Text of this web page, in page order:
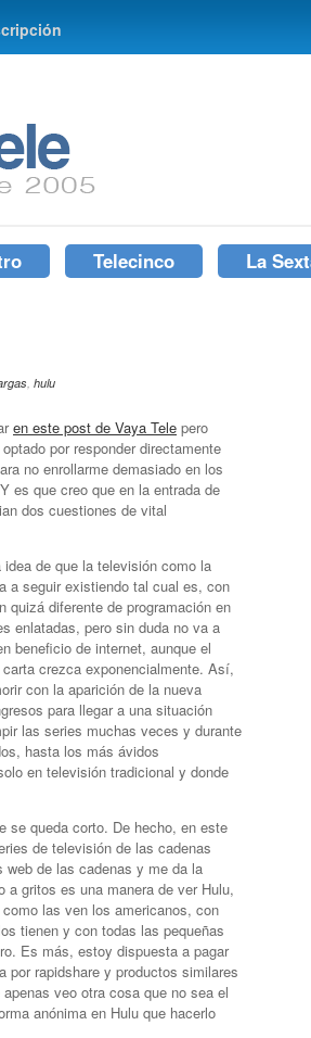
Telecinco La
, hulu
en este post de Vaya Tele pero
por responder directamente
no enrollarme demasiado en los
es que creo que en la entrada de
dos cuestiones de vital
idea de que la televisión como la
a seguir existiendo tal cual es, con
quizá diferente de programación en
enlatadas, pero sin duda no va a
beneficio de internet, aunque el
crezca exponencialmente. Así,
con la aparición de la nueva
para llegar a una situación
las series muchas veces y durante
hasta los más ávidos
en televisión tradicional y donde
se queda corto. De hecho, en este
de televisión de las cadenas
web de las cadenas y me da la
gritos es una manera de ver Hulu,
las ven los americanos, con
tienen y con todas las pequeñas
Es más, estoy dispuesta a pagar
por rapidshare y productos similares
veo otra cosa que no sea el
anónima en Hulu que hacerlo